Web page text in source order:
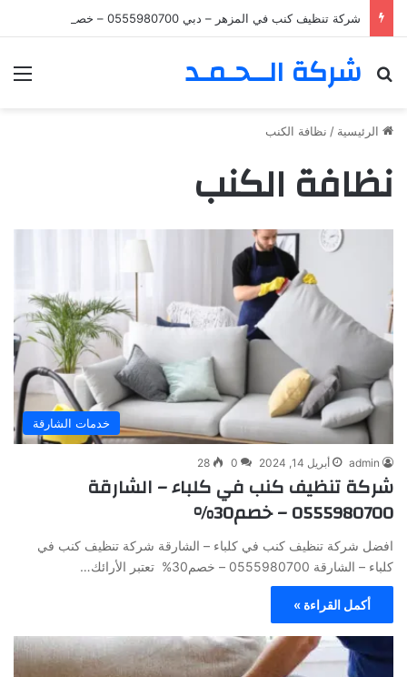
شركة تنظيف كنب في المزهر – دبي 0555980700 – خصم30%
شركة الــحـمـد
بحث عن
الرئيسية / نظافة الكنب
نظافة الكنب
خدمات الشارقة
admin أبريل 14, 2024 0
28
شركة تنظيف كنب في كلباء – الشارقة
0555980700 – خصم30%
افضل شركة تنظيف كنب في كلباء – الشارقة شركة تنظيف كنب في
كلباء – الشارقة 0555980700 – خصم30% تعتبر الأرائك…
أكمل القراءة »